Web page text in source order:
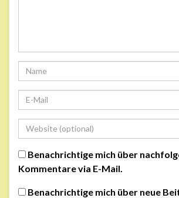
Benachrichtige mich über
Kommentare via E-Mail.
Benachrichtige mich über neue